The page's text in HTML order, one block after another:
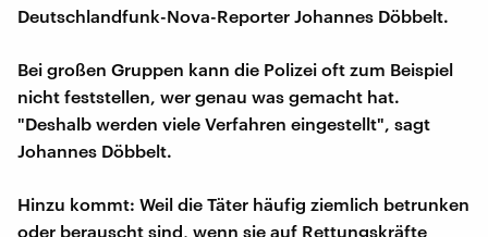
Deutschlandfunk-Nova-Reporter Johannes Döbbelt.
Bei großen Gruppen kann die Polizei oft zum Beispiel
nicht feststellen, wer genau was gemacht hat.
"Deshalb werden viele Verfahren eingestellt", sagt
Johannes Döbbelt.
Hinzu kommt: Weil die Täter häufig ziemlich betrunken
oder berauscht sind, wenn sie auf Rettungskräfte